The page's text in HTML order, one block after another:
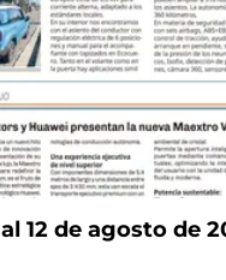
12 de agosto de